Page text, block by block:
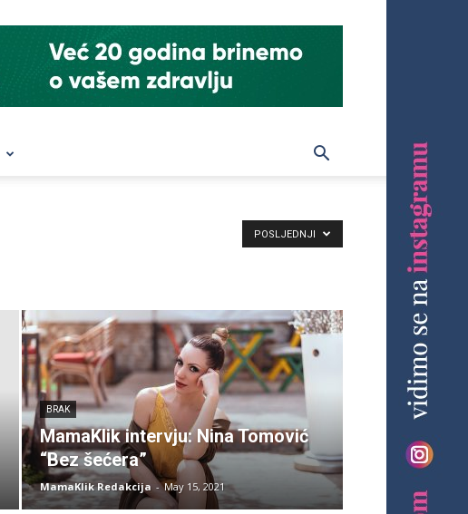
POSLJEDNJI
BRAK
MamaKlik intervju: Nina Tomović
“Bez šećera”
MamaKlik Redakcija - May 15, 2021